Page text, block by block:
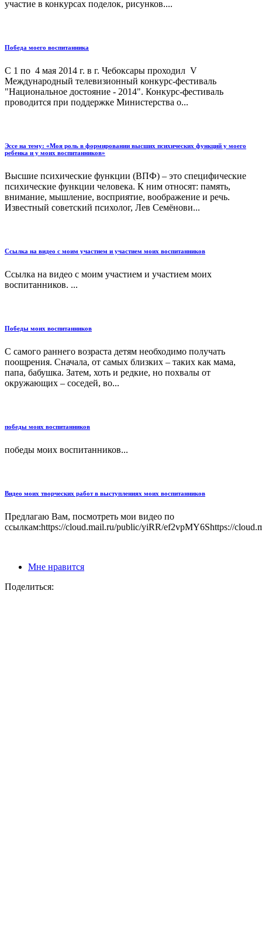
участие в конкурсах поделок, рисунков....
Победа моего воспитанника
С 1 по 4 мая 2014 г. в г. Чебоксары проходил V
Международный телевизионный конкурс-фестиваль
"Национальное достояние - 2014". Конкурс-фестиваль
проводится при поддержке Министерства о...
Эссе на тему: «Моя роль в формировании высших психических функций у моего
ребенка и у моих воспитанников»
Высшие психические функции (ВПФ) – это специфические
психические функции человека. К ним относят: память,
внимание, мышление, восприятие, воображение и речь.
Известный советский психолог, Лев Семёнови...
Ссылка на видео с моим участием и участием моих воспитанников
Ссылка на видео с моим участием и участием моих
воспитанников. ...
Победы моих воспитанников
С самого раннего возраста детям необходимо получать
поощрения. Сначала, от самых близких – таких как мама,
папа, бабушка. Затем, хоть и редкие, но похвалы от
окружающих – соседей, во...
победы моих воспитанников
победы моих воспитанников...
Видео моих творческих работ в выступлениях моих воспитанников
Предлагаю Вам, посмотреть мои видео по
ссылкам:https://cloud.mail.ru/public/yiRR/ef2vpMY6Shttps://
Мне нравится
Поделиться: